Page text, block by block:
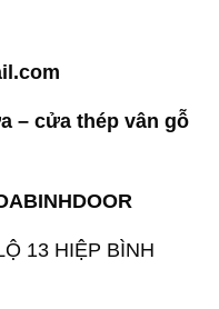
– cửa thép vân gỗ
13 HIỆP BÌNH